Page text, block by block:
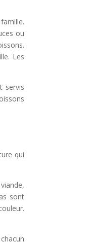
ou
Les
servis
qui
sont